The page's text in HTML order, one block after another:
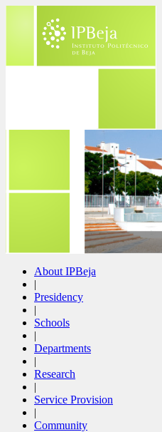
About IPBeja
|
Presidency
|
Schools
|
Departments
|
Research
|
Service Provision
|
Community